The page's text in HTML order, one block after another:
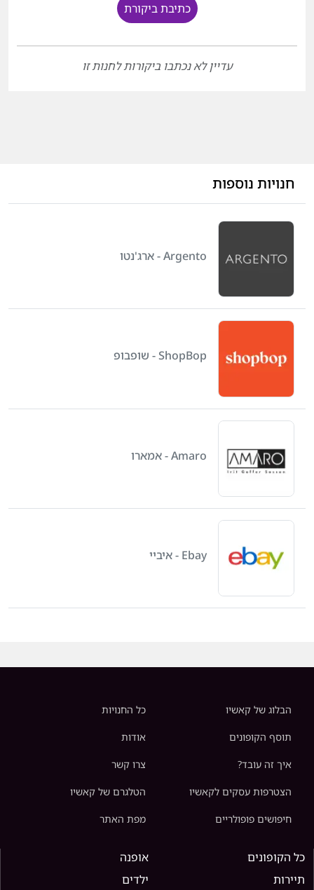
כתיבת ביקורת
עדיין לא נכתבו ביקורות לחנות זו
חנויות נוספות
Argento - ארג'נטו
ShopBop - שופבופ
Amaro - אמארו
Ebay - איביי
הבלוג של קאשיו כל החנויות
תוסף הקופונים אודות
איך זה עובד? צרו קשר
הצטרפות עסקים לקאשיו הטלגרם של קאשיו
חיפושים פופולריים מפת האתר
כל הקופונים
אופנה
תיירות
ילדים